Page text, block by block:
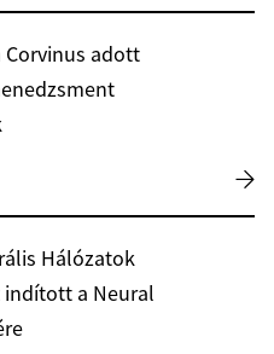
Corvinus adott
Hálózatok
indított a Neural